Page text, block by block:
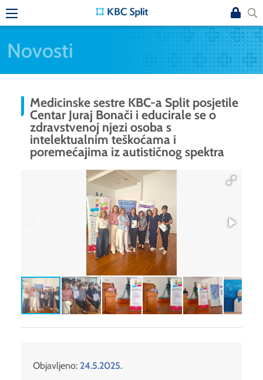
Novosti
Medicinske sestre KBC-a Split posjetile
Centar Juraj Bonači i educirale se o
zdravstvenoj njezi osoba s
intelektualnim teškoćama i
poremećajima iz autističnog spektra
Objavljeno: 24.5.2025.